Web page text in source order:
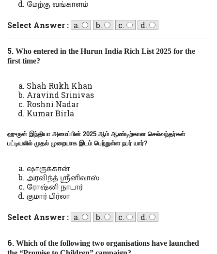
மேற்கு வங்காளம்
Select Answer : a. b. c. d.
5.Who entered in the Hurun India Rich List 2025 for the
first time?
Shah Rukh Khan
Aravind Srinivas
Roshni Nadar
Kumar Birla
ஹுருன் இந்தியா அமைப்பின் 2025 ஆம் ஆண்டிற்கான செல்வந்தர்கள்
பட்டியலில் முதல் முறையாக இடம் பெற்றுள்ள நபர் யார்?
ஷாருக்கான்
அரவிந்த் ஸ்ரீனிவாஸ்
ரோஷ்னி நாடார்
குமார் பிர்லா
Select Answer : a. b. c. d.
6.Which of the following two organisations have launched